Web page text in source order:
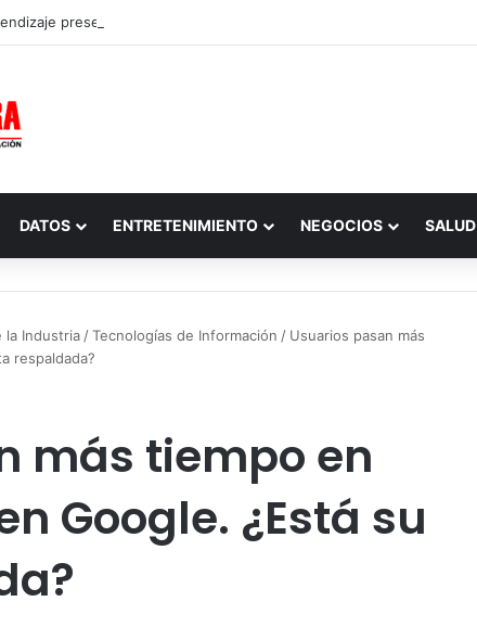
presencial vs. por internet
DATOS ENTRETENIMIENTO NEGOCIOS SALUD
la Industria /Tecnologías de Información / Usuarios pasan más
respaldada?
más tiempo en
Google. ¿Está su